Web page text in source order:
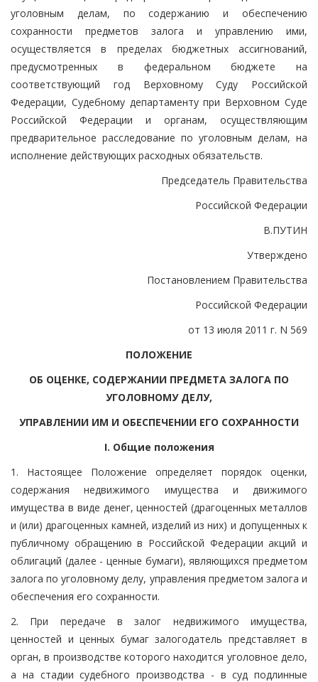
уголовным делам, по содержанию и обеспечению
сохранности предметов залога и управлению ими,
осуществляется в пределах бюджетных ассигнований,
предусмотренных в федеральном бюджете на
соответствующий год Верховному Суду Российской
Федерации, Судебному департаменту при Верховном Суде
Российской Федерации и органам, осуществляющим
предварительное расследование по уголовным делам, на
исполнение действующих расходных обязательств.
Председатель Правительства
Российской Федерации
В.ПУТИН
Утверждено
Постановлением Правительства
Российской Федерации
от 13 июля 2011 г. N 569
ПОЛОЖЕНИЕ
ОБ ОЦЕНКЕ, СОДЕРЖАНИИ ПРЕДМЕТА ЗАЛОГА ПО
УГОЛОВНОМУ ДЕЛУ,
УПРАВЛЕНИИ ИМ И ОБЕСПЕЧЕНИИ ЕГО СОХРАННОСТИ
I. Общие положения
1. Настоящее Положение определяет порядок оценки,
содержания недвижимого имущества и движимого
имущества в виде денег, ценностей (драгоценных металлов
и (или) драгоценных камней, изделий из них) и допущенных к
публичному обращению в Российской Федерации акций и
облигаций (далее - ценные бумаги), являющихся предметом
залога по уголовному делу, управления предметом залога и
обеспечения его сохранности.
2. При передаче в залог недвижимого имущества,
ценностей и ценных бумаг залогодатель представляет в
орган, в производстве которого находится уголовное дело,
а на стадии судебного производства - в суд подлинные